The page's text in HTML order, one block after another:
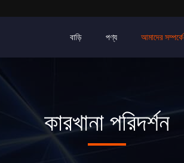
বাড়ি পণ্য আমাদের সম্পর্কে
কারখানা পরিদর্শন